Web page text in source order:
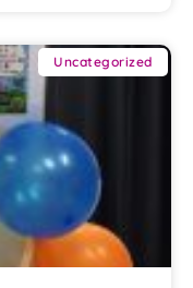
Uncategorized